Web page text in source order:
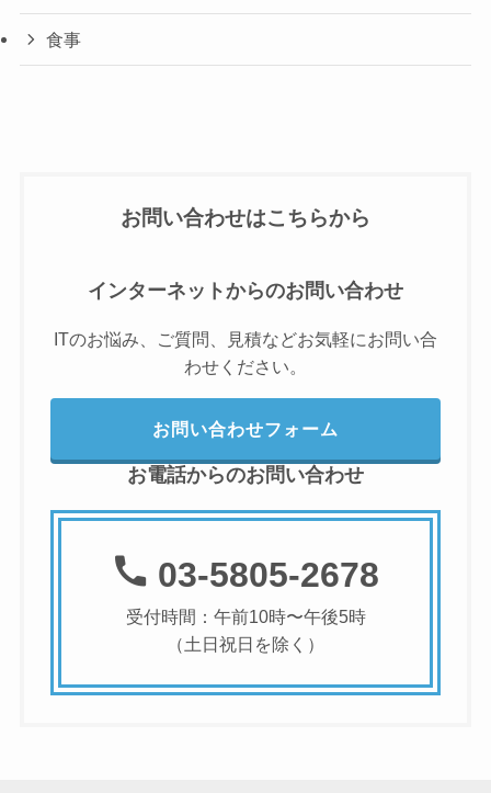
食事
お問い合わせはこちらから
インターネットからのお問い合わせ
ITのお悩み、ご質問、見積などお気軽にお問い合
わせください。
お問い合わせフォーム
お電話からのお問い合わせ
03-5805-2678
受付時間：午前10時〜午後5時
（土日祝日を除く）